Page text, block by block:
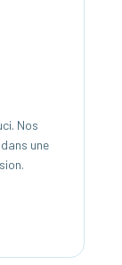
Nos
une